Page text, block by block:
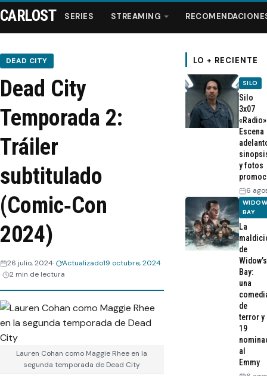
Series
Streaming
Recomendaciones
Webisodios
CARLOST SERIES STREAMING
DEAD CITY
Dead City
Temporada 2:
Tráiler
subtitulado
(Comic‑Con
2024)
26 julio, 2024 Actualizado19 octubre, 2024
2 min de lectura
Lauren Cohan como Maggie Rhee en la
segunda temporada de Dead City
LO + RECIENTE
SILO
Silo
3x07
Escena
y fotos
6
BAY
La
de
Widow’s
Bay:
una
de
terror y
19
al
Emmy